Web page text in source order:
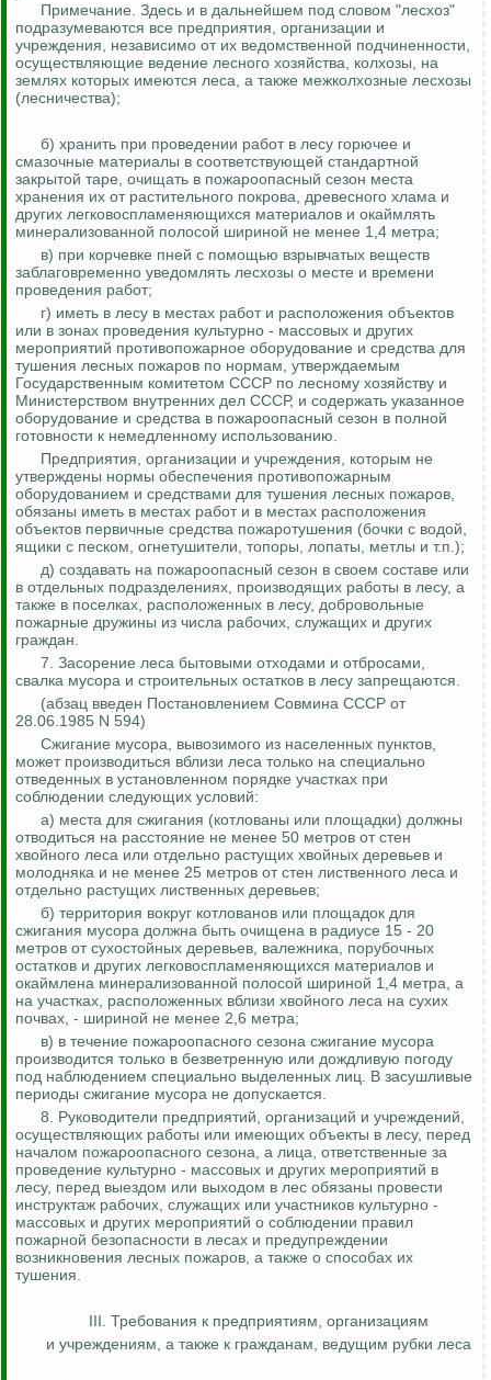
Примечание. Здесь и в дальнейшем под словом "лесхоз"
подразумеваются все предприятия, организации и
учреждения, независимо от их ведомственной подчиненности,
осуществляющие ведение лесного хозяйства, колхозы, на
землях которых имеются леса, а также межколхозные лесхозы
(лесничества);
б) хранить при проведении работ в лесу горючее и
смазочные материалы в соответствующей стандартной
закрытой таре, очищать в пожароопасный сезон места
хранения их от растительного покрова, древесного хлама и
других легковоспламеняющихся материалов и окаймлять
минерализованной полосой шириной не менее 1,4 метра;
в) при корчевке пней с помощью взрывчатых веществ
заблаговременно уведомлять лесхозы о месте и времени
проведения работ;
г) иметь в лесу в местах работ и расположения объектов
или в зонах проведения культурно - массовых и других
мероприятий противопожарное оборудование и средства для
тушения лесных пожаров по нормам, утверждаемым
Государственным комитетом СССР по лесному хозяйству и
Министерством внутренних дел СССР, и содержать указанное
оборудование и средства в пожароопасный сезон в полной
готовности к немедленному использованию.
Предприятия, организации и учреждения, которым не
утверждены нормы обеспечения противопожарным
оборудованием и средствами для тушения лесных пожаров,
обязаны иметь в местах работ и в местах расположения
объектов первичные средства пожаротушения (бочки с водой,
ящики с песком, огнетушители, топоры, лопаты, метлы и т.п.);
д) создавать на пожароопасный сезон в своем составе или
в отдельных подразделениях, производящих работы в лесу, а
также в поселках, расположенных в лесу, добровольные
пожарные дружины из числа рабочих, служащих и других
граждан.
7. Засорение леса бытовыми отходами и отбросами,
свалка мусора и строительных остатков в лесу запрещаются.
(абзац введен Постановлением Совмина СССР от
28.06.1985 N 594)
Сжигание мусора, вывозимого из населенных пунктов,
может производиться вблизи леса только на специально
отведенных в установленном порядке участках при
соблюдении следующих условий:
а) места для сжигания (котлованы или площадки) должны
отводиться на расстояние не менее 50 метров от стен
хвойного леса или отдельно растущих хвойных деревьев и
молодняка и не менее 25 метров от стен лиственного леса и
отдельно растущих лиственных деревьев;
б) территория вокруг котлованов или площадок для
сжигания мусора должна быть очищена в радиусе 15 - 20
метров от сухостойных деревьев, валежника, порубочных
остатков и других легковоспламеняющихся материалов и
окаймлена минерализованной полосой шириной 1,4 метра, а
на участках, расположенных вблизи хвойного леса на сухих
почвах, - шириной не менее 2,6 метра;
в) в течение пожароопасного сезона сжигание мусора
производится только в безветренную или дождливую погоду
под наблюдением специально выделенных лиц. В засушливые
периоды сжигание мусора не допускается.
8. Руководители предприятий, организаций и учреждений,
осуществляющих работы или имеющих объекты в лесу, перед
началом пожароопасного сезона, а лица, ответственные за
проведение культурно - массовых и других мероприятий в
лесу, перед выездом или выходом в лес обязаны провести
инструктаж рабочих, служащих или участников культурно -
массовых и других мероприятий о соблюдении правил
пожарной безопасности в лесах и предупреждении
возникновения лесных пожаров, а также о способах их
тушения.
III. Требования к предприятиям, организациям
и учреждениям, а также к гражданам, ведущим рубки леса